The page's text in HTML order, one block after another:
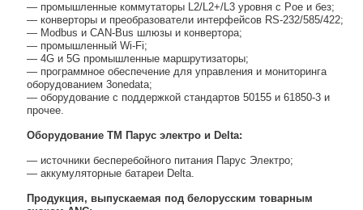
— промышленные коммутаторы L2/L2+/L3 уровня c Poe и без;
— конверторы и преобразователи интерфейсов RS-232/585/422;
— Modbus и CAN-Bus шлюзы и конвертора;
— промышленный Wi-Fi;
— 4G и 5G промышленные маршрутизаторы;
— программное обеспечение для управления и мониторинга
оборудованием 3onedata;
— оборудование с поддержкой стандартов 50155 и 61850-3 и
прочее.
Оборудование ТМ Парус электро и Delta:
— источники бесперебойного питания Парус Электро;
— аккумуляторные батареи Delta.
Продукция, выпускаемая под белорусским товарным